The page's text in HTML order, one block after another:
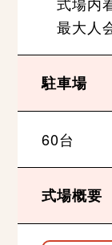
最大人
駐車場
60台
式場概要